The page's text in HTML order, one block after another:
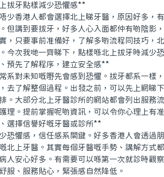
牙點樣減少恐懼感**
香港人都會選擇北上睇牙醫，原因好多，
但講到要拔牙，好多人心入面都仲有啲陰影
，只要事前准備好，了解多啲流程同技巧，
今次我哋一齊睇下，點樣喺北上拔牙時減少
先了解程序，建立安全感**
對未知嘅嘢先會感到恐懼。拔牙都系一樣
去了解整個過程。出發之前，可以先上網睇
。大部分北上牙醫診所的網站都會列出服務
理。提前掌握呢啲資訊，可以令你心理上有
擇信譽好嘅牙醫或診所**
懼感，信任感系關鍵。好多香港人會透過
北上牙醫。其實每個牙醫嘅手勢、講解方式
人安心好多。有需要可以喺第一次就診時觀
服、服務貼心，緊張感自然降低。